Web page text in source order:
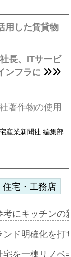
用した賃貸物
長、ITサービ
ンフラに
著作物の使用
産業新聞社 編集部
住宅・工務店
考にキッチン
ンド明確化を
宅を一棟リノ